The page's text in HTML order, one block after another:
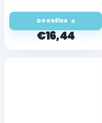
mriežky, čierny
€16,44
DO KOŠÍKA